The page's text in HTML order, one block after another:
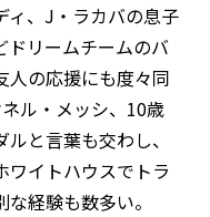
ィ、J・ラカバの息子
ドリームチームのバ
人の応援にも度々同
ル・メッシ、10歳
と言葉も交わし、
ワイトハウスでトラ
経験も数多い。